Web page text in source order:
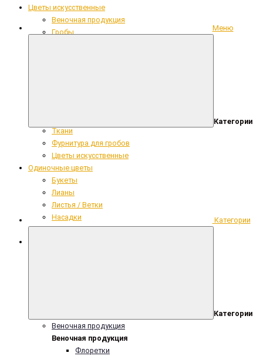
Меню
Категории
Категории
Категории
Веночная продукция
Веночная продукция
Флоретки
Цветы искусственные
Веночная продукция
Гробы
Ткани
Фурнитура для гробов
Цветы искусственные
Одиночные цветы
Букеты
Лианы
Листья / Ветки
Насадки
Одиночные цветы